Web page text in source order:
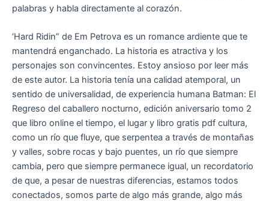
palabras y habla directamente al corazón.
‘Hard Ridin” de Em Petrova es un romance ardiente que te
mantendrá enganchado. La historia es atractiva y los
personajes son convincentes. Estoy ansioso por leer más
de este autor. La historia tenía una calidad atemporal, un
sentido de universalidad, de experiencia humana Batman: El
Regreso del caballero nocturno, edición aniversario tomo 2
que libro online​ el tiempo, el lugar y libro gratis pdf cultura,
como un río que fluye, que serpentea a través de montañas
y valles, sobre rocas y bajo puentes, un río que siempre
cambia, pero que siempre permanece igual, un recordatorio
de que, a pesar de nuestras diferencias, estamos todos
conectados, somos parte de algo más grande, algo más